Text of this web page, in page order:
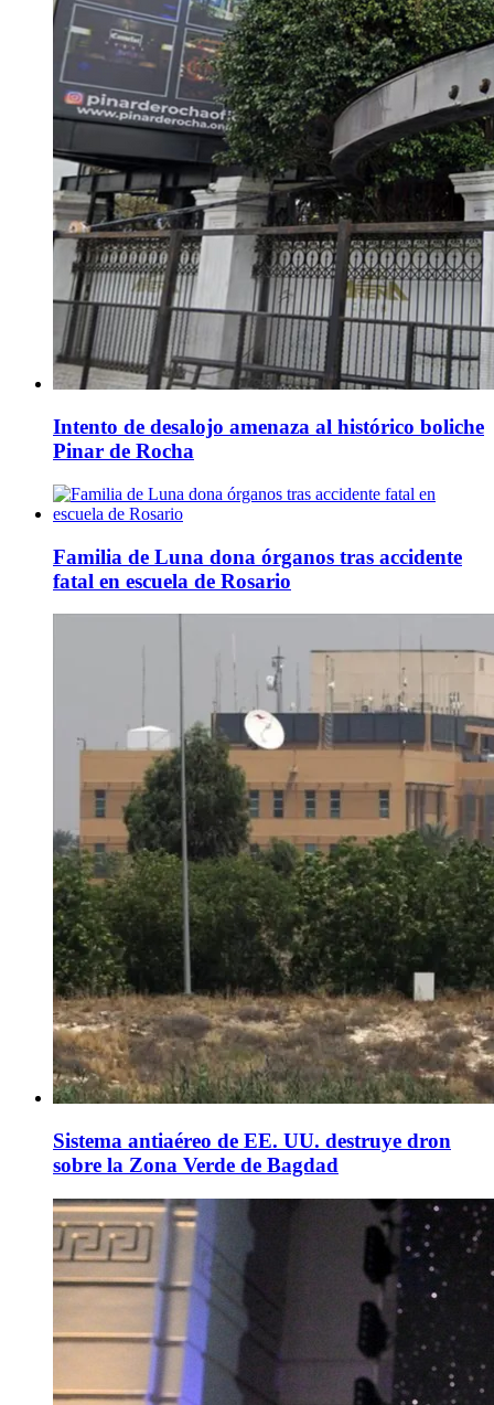
Intento de desalojo amenaza al histórico boliche
Pinar de Rocha
Familia de Luna dona órganos tras accidente
fatal en escuela de Rosario
Sistema antiaéreo de EE. UU. destruye dron
sobre la Zona Verde de Bagdad